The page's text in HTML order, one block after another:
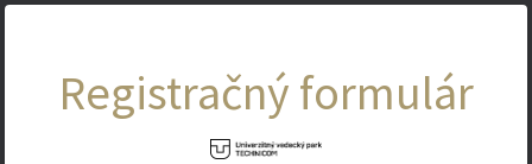
Registračný formulár